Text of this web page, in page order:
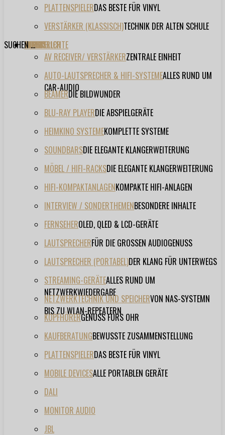
PLATTENSPIELERDAS BESTE FÜR VINYL
VERSTÄRKER (KLASSISCH)TECHNIK DER ALTEN SCHULE
TESTBERICHTE
AV RECEIVER/ VERSTÄRKERZENTRALE EINHEIT
AUTO-LAUTSPRECHER & HIFI-SYSTEMEALLES RUND UM
CAR-AUDIO
BEAMERDIE BILDWUNDER
BLU-RAY PLAYERDIE ABSPIELGERÄTE
HEIMKINO SYSTEMEKOMPLETTE SYSTEME
SOUNDBARSDIE ELEGANTE KLANGERWEITERUNG
MÖBEL / HIFI-RACKSDIE ELEGANTE KLANGERWEITERUNG
HIFI-KOMPAKTANLAGENKOMPAKTE HIFI-ANLAGEN
INTERVIEW / SONDERTHEMENBESONDERE INHALTE
FERNSEHEROLED, QLED & LCD-GERÄTE
LAUTSPRECHERFÜR DIE GROSSEN AUDIOGENUSS
LAUTSPRECHER (PORTABEL)DER KLANG FÜR UNTERWEGS
STREAMING-GERÄTEALLES RUND UM
NETZWERKWIEDERGABE
NETZWERKTECHNIK UND SPEICHERVON NAS-SYSTEMN
BIS ZU WLAN-REPEATERN
KOPFHÖRERGENUSS FÜRS OHR
KAUFBERATUNGBEWUSSTE ZUSAMMENSTELLUNG
PLATTENSPIELERDAS BESTE FÜR VINYL
MOBILE DEVICESALLE PORTABLEN GERÄTE
FORUM
FILME
VIDEOS
HERSTELLER
DALI
MONITOR AUDIO
JBL
EVENT
SUCHEN ...